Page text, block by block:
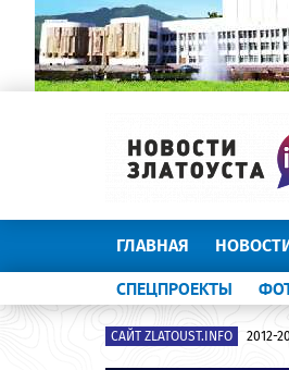
ГЛАВНАЯ
СПЕЦПРОЕКТЫ
САЙТ ZLATOUST.INFO 2012-